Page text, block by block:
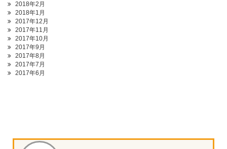
2018年2月
2018年1月
2017年12月
2017年11月
2017年10月
2017年9月
2017年8月
2017年7月
2017年6月